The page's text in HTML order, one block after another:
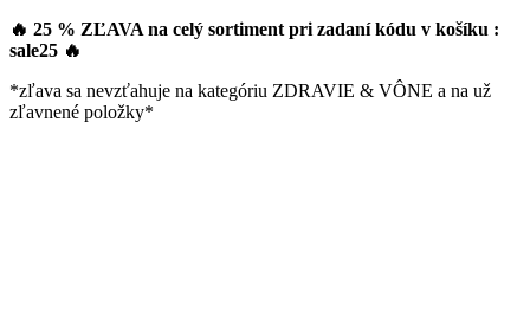
🔥 25 % ZĽAVA na celý sortiment pri zadaní kódu v košíku :
sale25 🔥
*zľava sa nevzťahuje na kategóriu ZDRAVIE & VÔNE a na už
zľavnené položky*